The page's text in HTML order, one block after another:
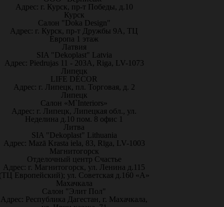
Адрес: г. Курск, пр-т Победы, д.10
Курск
Салон "Doka Design"
Адрес: г. Курск, пр-т Дружбы 9А, ТЦ
Европа 1 этаж
Латвия
SIA "Dekoplast" Latvia
Адрес: Piedrujas 11 - 203A, Riga, LV-1073
Липецк
LIFE DÉCOR
Адрес: г. Липецк, пл. Торговая, д. 2
Липецк
Салон «M`Interiors»
Адрес: г. Липецк, Липецкая обл., ул.
Неделина д.10 пом. 8 офис 1
Литва
SIA "Dekoplast" Lithuania
Адрес: Mazā Krasta iela, 83, Rīga, LV-1003
Магнитогорск
Отделочный центр Счастье
Адрес: г. Магнитогорск, ул. Ленина д.115
Европейский); ул. Советская д.160 «А»
Махачкала
Салон "Элит Пол"
Адрес: Республика Дагестан, г. Махачкала,